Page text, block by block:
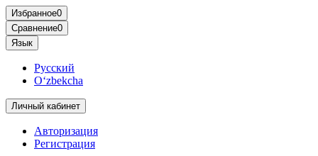
Избранное0
Сравнение0
Язык
Русский
O‘zbekcha
Личный кабинет
Авторизация
Регистрация